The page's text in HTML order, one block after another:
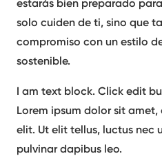
solo cuiden de ti, sino que
compromiso con un estilo
sostenible.
I am text block. Click edit
Lorem ipsum dolor sit
elit. Ut elit tellus, luctus nec
pulvinar dapibus leo.